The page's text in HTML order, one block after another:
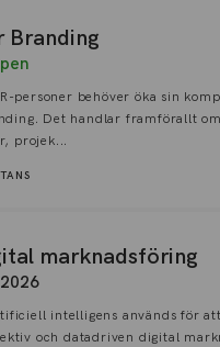
Branding
personer behöver öka sin
Det handlar framförallt om
projek...
marknadsföring
intelligens används för
och datadriven digital